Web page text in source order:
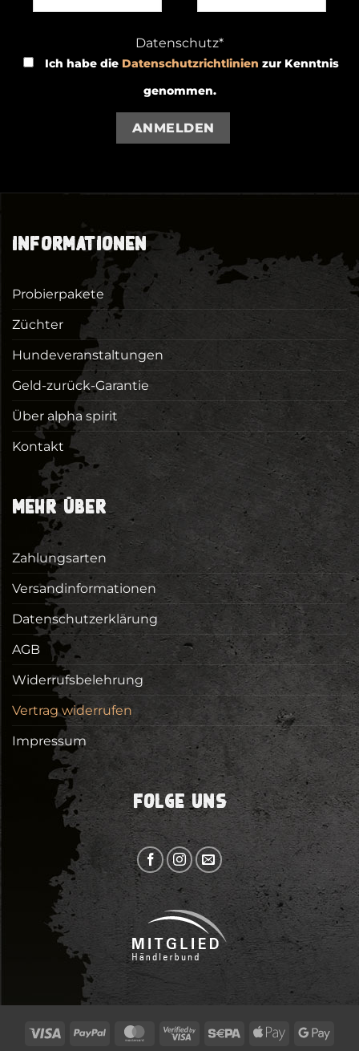
Datenschutz*
Ich habe die Datenschutzrichtlinien zur Kenntnis
genommen.
ANMELDEN
INFORMATIONEN
Probierpakete
Züchter
Hundeveranstaltungen
Geld-zurück-Garantie
Über alpha spirit
Kontakt
MEHR ÜBER
Zahlungsarten
Versandinformationen
Datenschutzerklärung
AGB
Widerrufsbelehrung
Vertrag widerrufen
Impressum
FOLGE UNS
Visa PayPal MasterCard
Visa
Sepa
Apple